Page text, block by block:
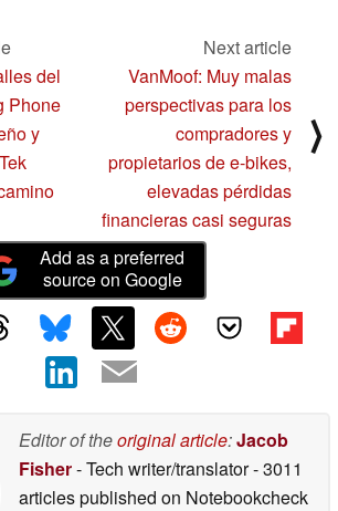
del
Phone
y
Next article
VanMoof: Muy malas
perspectivas para los
compradores y
propietarios de e-bikes,
elevadas pérdidas
financieras casi seguras
⟩
Add as a preferred
source on Google
Editor of theoriginal article:Jacob
Fisher- Tech writer/translator- 3011
articles published on Notebookcheck